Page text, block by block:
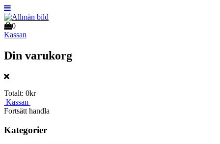
0
Kassan
Din varukorg
Totalt: 0kr
Kassan
Fortsätt handla
Kategorier